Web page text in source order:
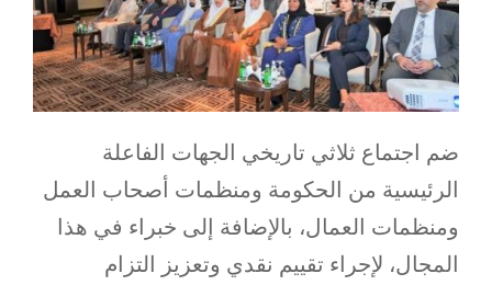
ضم اجتماع ثلاثي تاريخي الجهات الفاعلة
الرئيسية من الحكومة ومنظمات أصحاب العمل
ومنظمات العمال، بالإضافة إلى خبراء في هذا
المجال، لإجراء تقييم نقدي وتعزيز التزام